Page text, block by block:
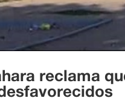
reclama